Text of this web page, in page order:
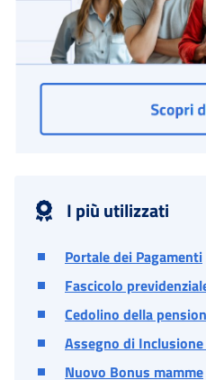
I più utilizzati
Portale dei Pagamenti
Fascicolo
Cedolino della
Assegno di Inclusione
Nuovo Bonus mamme